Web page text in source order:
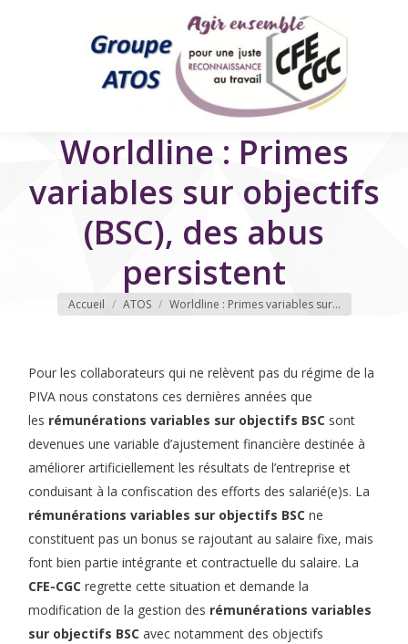
Worldline : Primes
variables sur objectifs
(BSC), des abus
persistent
Vous êtes ici
Accueil ATOS Worldline : Primes variables sur…
Pour les collaborateurs qui ne relèvent pas du régime de la
PIVA nous constatons ces dernières années que
les rémunérations variables sur objectifs BSC sont
devenues une variable d’ajustement financière destinée à
améliorer artificiellement les résultats de l’entreprise et
conduisant à la confiscation des efforts des salarié(e)s. La
rémunérations variables sur objectifs BSC ne
constituent pas un bonus se rajoutant au salaire fixe, mais
font bien partie intégrante et contractuelle du salaire. La
CFE-CGCregrette cette situation et demande la
modification de la gestion des rémunérations variables
sur objectifs BSC avec notamment des objectifs